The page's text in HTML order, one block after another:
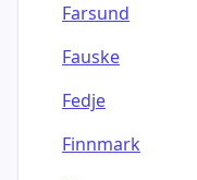
Farsund
Fauske
Fedje
Finnmark